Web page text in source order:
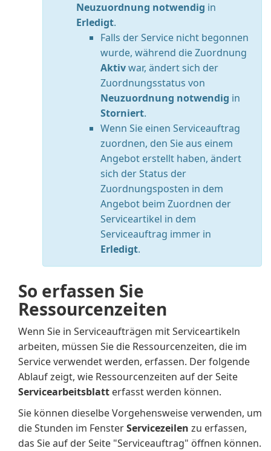
Neuzuordnung notwendig in
Erledigt.
Falls der Service nicht begonnen
wurde, während die Zuordnung
Aktivwar, ändert sich der
Zuordnungsstatus von
Neuzuordnung notwendig in
Storniert.
Wenn Sie einen Serviceauftrag
zuordnen, den Sie aus einem
Angebot erstellt haben, ändert
sich der Status der
Zuordnungsposten in dem
Angebot beim Zuordnen der
Serviceartikel in dem
Serviceauftrag immer in
Erledigt.
So erfassen Sie
Ressourcenzeiten
Wenn Sie in Serviceaufträgen mit Serviceartikeln
arbeiten, müssen Sie die Ressourcenzeiten, die im
Service verwendet werden, erfassen. Der folgende
Ablauf zeigt, wie Ressourcenzeiten auf der Seite
Servicearbeitsblatt erfasst werden können.
Sie können dieselbe Vorgehensweise verwenden, um
die Stunden im FensterServicezeilen zu erfassen,
das Sie auf der Seite "Serviceauftrag" öffnen können.